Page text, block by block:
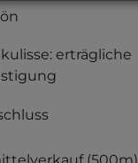
erträgliche
(500m)